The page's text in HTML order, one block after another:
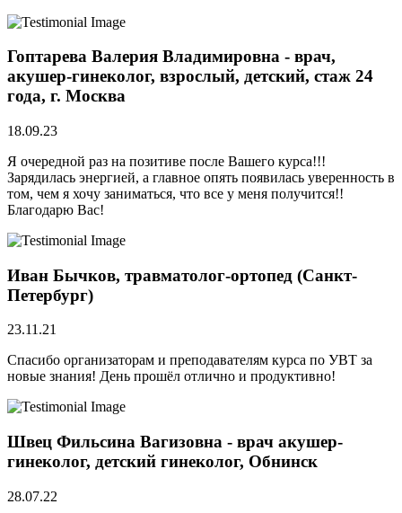
Гоптарева Валерия Владимировна - врач,
акушер-гинеколог, взрослый, детский, стаж 24
года, г. Москва
18.09.23
Я очередной раз на позитиве после Вашего курса!!!
Зарядилась энергией, а главное опять появилась уверенность в
том, чем я хочу заниматься, что все у меня получится!!
Благодарю Вас!
Иван Бычков, травматолог-ортопед (Санкт-
Петербург)
23.11.21
Спасибо организаторам и преподавателям курса по УВТ за
новые знания! День прошёл отлично и продуктивно!
Швец Фильсина Вагизовна - врач акушер-
гинеколог, детский гинеколог, Обнинск
28.07.22